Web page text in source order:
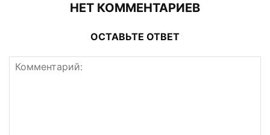
НЕТ КОММЕНТАРИЕВ
ОСТАВЬТЕ ОТВЕТ